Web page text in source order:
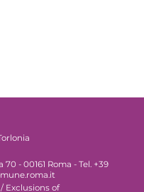
- 00161 Roma - Tel. +39
/ Exclusions of